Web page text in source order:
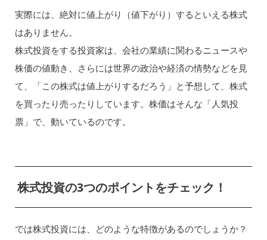
実際には、絶対に値上がり（値下がり）するといえる株式
はありません。
株式投資をする投資家は、会社の業績に関わるニュースや
株価の値動き、さらには世界の政治や経済の情勢などを見
て、「この株式は値上がりするだろう」と予想して、株式
を買ったり売ったりしています。株価はそんな「人気投
票」で、動いているのです。
株式投資の3つのポイントをチェック！
では株式投資には、どのような特徴があるのでしょうか？